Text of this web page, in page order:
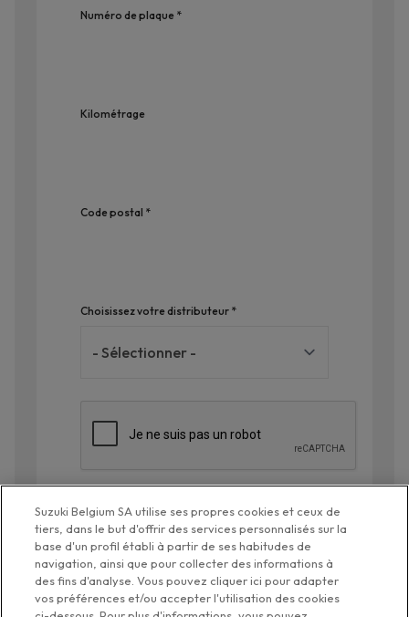
Numéro de plaque *
Kilométrage
Code postal *
Choisissez votre distributeur *
Réserver votre entretien
Suzuki Belgium SA utilise ses propres cookies et ceux de
tiers, dans le but d'offrir des services personnalisés sur la
base d'un profil établi à partir de ses habitudes de
navigation, ainsi que pour collecter des informations à
des fins d'analyse. Vous pouvez cliquer ici pour adapter
vos préférences et/ou accepter l'utilisation des cookies